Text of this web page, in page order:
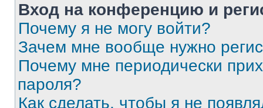
Вход на конференцию и
Почему я не могу войти?
Зачем мне вообще нужно
Почему мне периодически
пароля?
Как сделать, чтобы я не